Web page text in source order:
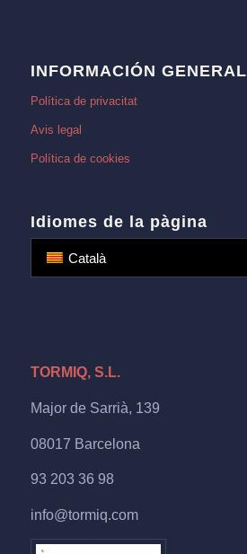
INFORMACIÓN GENERAL
Política de privacitat
Avis legal
Política de cookies
Idiomes de la pàgina
Català
TORMIQ, S.L.
Major de Sarrià, 139
08017 Barcelona
93 203 36 98
info@tormiq.com